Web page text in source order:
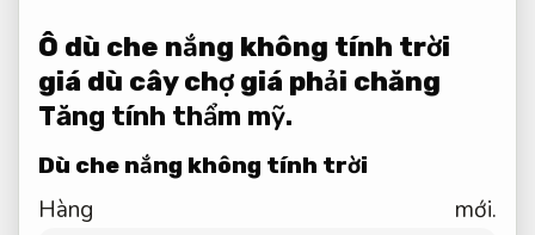
Ô dù che nắng không tính trời
giá dù cây chợ giá phải chăng
Tăng tính thẩm mỹ.
Dù che nắng không tính trời
Hàng mới.